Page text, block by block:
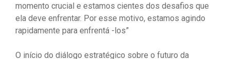
momento crucial e estamos cientes dos desafios que
ela deve enfrentar. Por esse motivo, estamos agindo
rapidamente para enfrentá -los”
O início do diálogo estratégico sobre o futuro da